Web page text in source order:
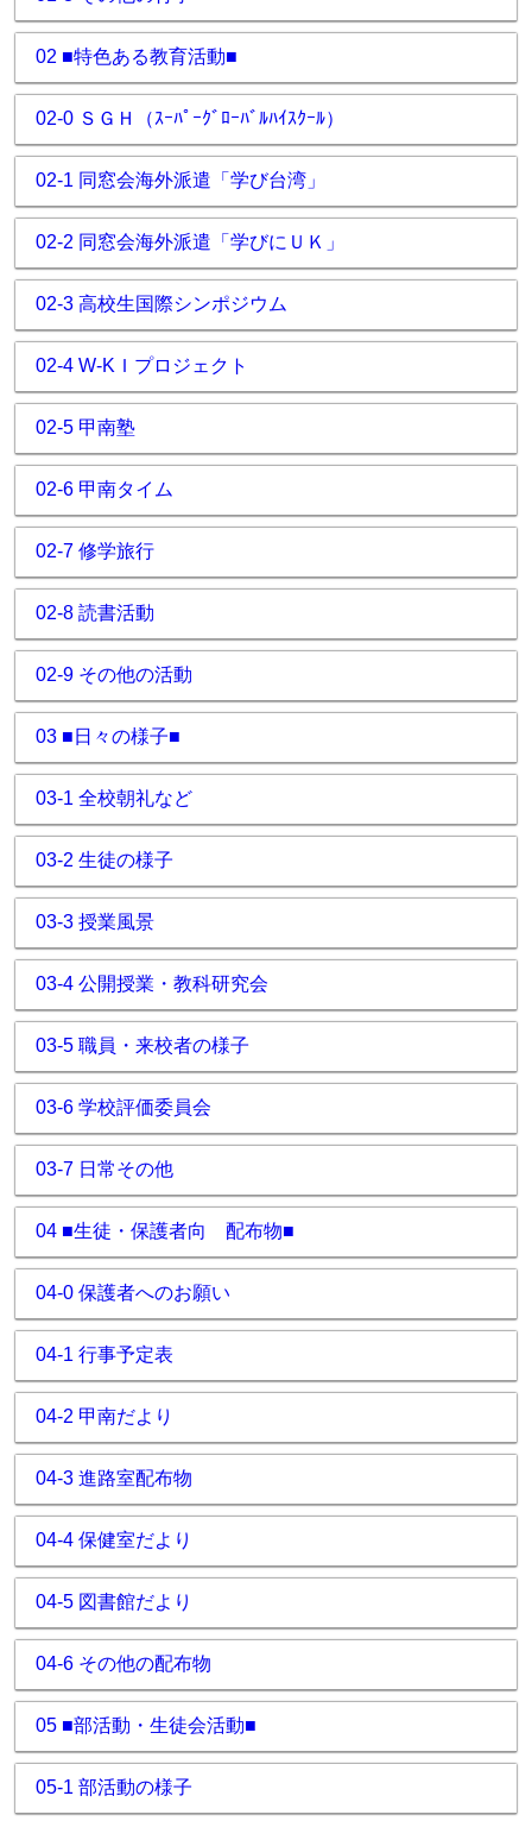
02 ■特色ある教育活動■
02-0 ＳＧＨ（ｽｰﾊﾟｰｸﾞﾛｰﾊﾞﾙﾊｲｽｸｰﾙ）
02-1 同窓会海外派遣「学び台湾」
02-2 同窓会海外派遣「学びにＵＫ」
02-3 高校生国際シンポジウム
02-4 W-KＩプロジェクト
02-5 甲南塾
02-6 甲南タイム
02-7 修学旅行
02-8 読書活動
02-9 その他の活動
03 ■日々の様子■
03-1 全校朝礼など
03-2 生徒の様子
03-3 授業風景
03-4 公開授業・教科研究会
03-5 職員・来校者の様子
03-6 学校評価委員会
03-7 日常その他
04 ■生徒・保護者向 配布物■
04-0 保護者へのお願い
04-1 行事予定表
04-2 甲南だより
04-3 進路室配布物
04-4 保健室だより
04-5 図書館だより
04-6 その他の配布物
05 ■部活動・生徒会活動■
05-1 部活動の様子